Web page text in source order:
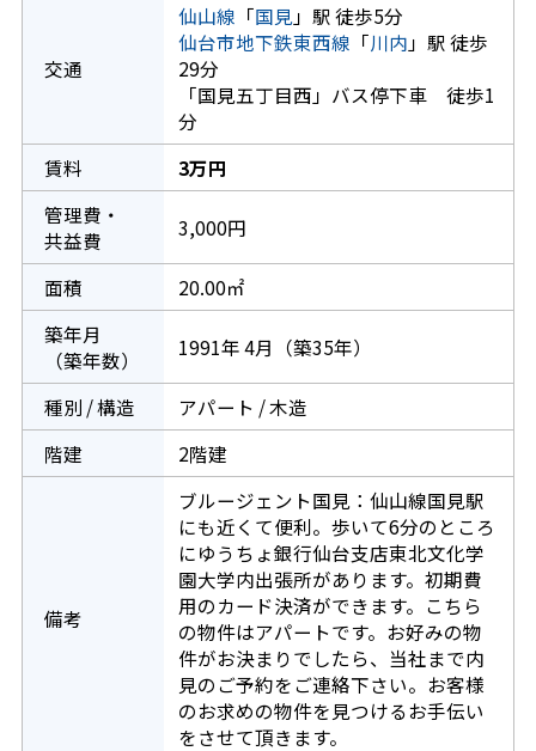
交通
仙山線 「国見」駅 徒歩5分
仙台市地下鉄東西線 「川内 」駅 徒歩
29分
「国見五丁目西」バス停下車 徒歩1
分
賃料
3万円
管理費・
共益費
3,000円
面積
20.00㎡
築年月
（築年数）
1991年 4月（築35年）
種別 / 構造
アパート / 木造
階建
2階建
備考
ブルージェント国見：仙山線国見駅
にも近くて便利。歩いて6分のところ
にゆうちょ銀行仙台支店東北文化学
園大学内出張所があります。初期費
用のカード決済ができます。こちら
の物件はアパートです。お好みの物
件がお決まりでしたら、当社まで内
見のご予約をご連絡下さい。お客様
のお求めの物件を見つけるお手伝い
をさせて頂きます。